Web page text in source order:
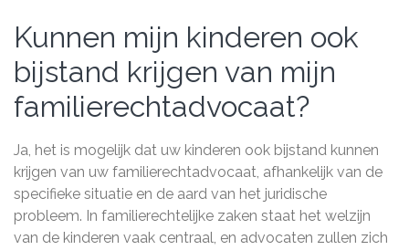
Kunnen mijn kinderen ook
bijstand krijgen van mijn
familierechtadvocaat?
Ja, het is mogelijk dat uw kinderen ook bijstand kunnen
krijgen van uw familierechtadvocaat, afhankelijk van de
specifieke situatie en de aard van het juridische
probleem. In familierechtelijke zaken staat het welzijn
van de kinderen vaak centraal, en advocaten zullen zich